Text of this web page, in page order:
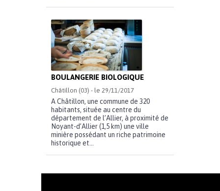
BOULANGERIE BIOLOGIQUE
Châtillon (03) - le 29/11/2017
A Châtillon, une commune de 320
habitants, située au centre du
département de l’Allier, à proximité de
Noyant-d’Allier (1,5 km) une ville
minière possédant un riche patrimoine
historique et...